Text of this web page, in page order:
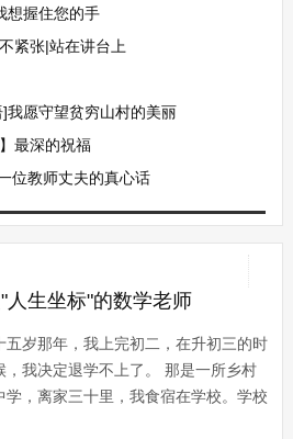
想握住您的手
紧张|站在讲台上
我愿守望贫穷山村的美丽
最深的祝福
位教师丈夫的真心话
人生坐标"的数学老师
五岁那年，我上完初二，在升初三的时
，我决定退学不上了。 那是一所乡村
学，离家三十里，我食宿在学校。学校